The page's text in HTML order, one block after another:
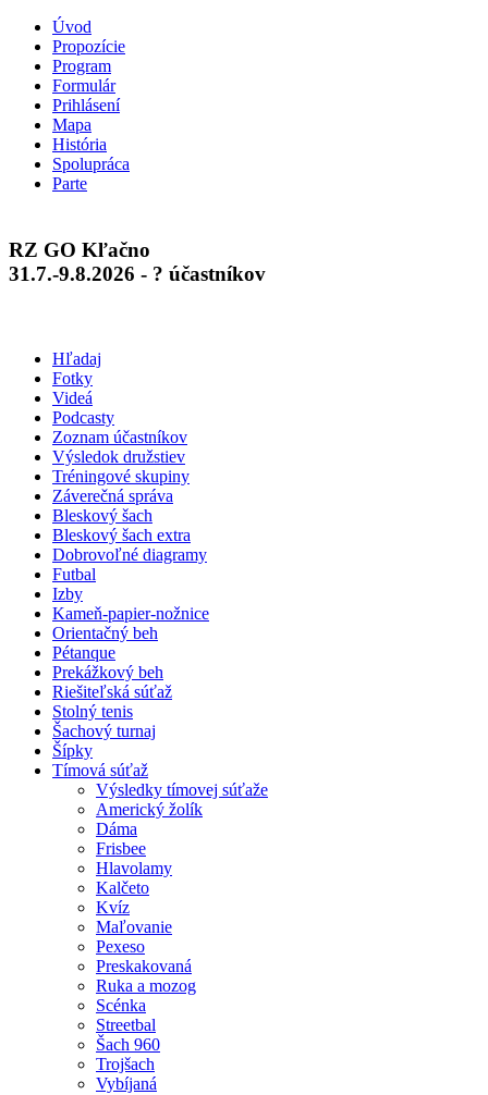
Úvod
Propozície
Program
Formulár
Prihlásení
Mapa
História
Spolupráca
Parte
RZ GO Kľačno
31.7.-9.8.2026 - ? účastníkov
Hľadaj
Fotky
Videá
Podcasty
Zoznam účastníkov
Výsledok družstiev
Tréningové skupiny
Záverečná správa
Bleskový šach
Bleskový šach extra
Dobrovoľné diagramy
Futbal
Izby
Kameň-papier-nožnice
Orientačný beh
Pétanque
Prekážkový beh
Riešiteľská súťaž
Stolný tenis
Šachový turnaj
Šípky
Tímová súťaž
Výsledky tímovej súťaže
Americký žolík
Dáma
Frisbee
Hlavolamy
Kalčeto
Kvíz
Maľovanie
Pexeso
Preskakovaná
Ruka a mozog
Scénka
Streetbal
Šach 960
Trojšach
Vybíjaná